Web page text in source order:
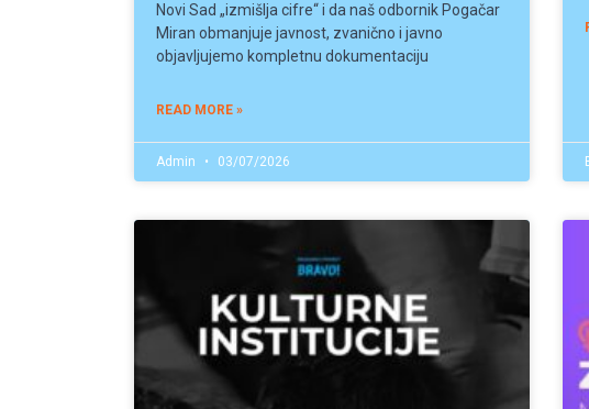
Novi Sad „izmišlja cifre“ i da naš odbornik Pogačar
Miran obmanjuje javnost, zvanično i javno
objavljujemo kompletnu dokumentaciju
READ MORE »
Admin 03/07/2026